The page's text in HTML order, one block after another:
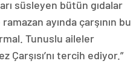
süsleyen bütün gıdalar
ayında çarşının bu
Tunuslu aileler
Çarşısı’nı tercih ediyor.”